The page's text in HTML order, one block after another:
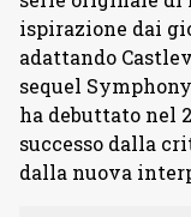
ispirazione dai
adattando
sequel
ha debuttato nel
successo dalla
dalla nuova